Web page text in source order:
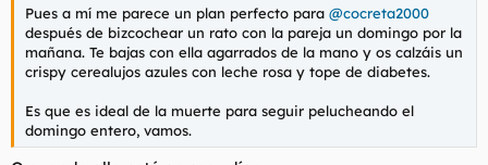
Pues a mí me parece un plan perfecto para @cocreta2000
después de bizcochear un rato con la pareja un domingo por la
mañana. Te bajas con ella agarrados de la mano y os calzáis un
crispy cerealujos azules con leche rosa y tope de diabetes.
Es que es ideal de la muerte para seguir pelucheando el
domingo entero, vamos.